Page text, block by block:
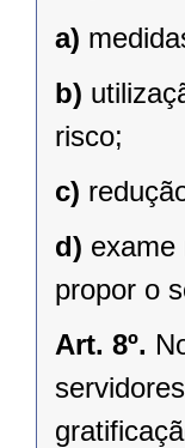
a)
b)
risco;
c)
d) exame
propor o
Art. 8º.